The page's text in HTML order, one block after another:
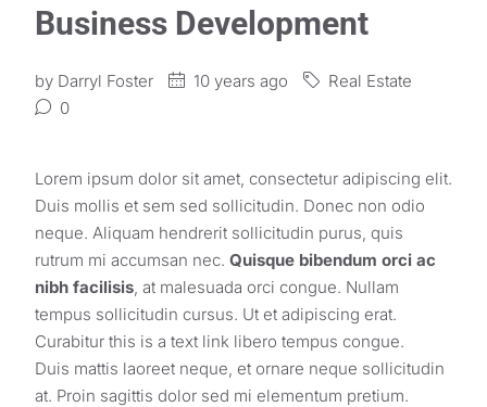
Business Development
by Darryl Foster 10 years ago
Real Estate
0
Lorem ipsum dolor sit amet, consectetur adipiscing elit.
Duis mollis et sem sed sollicitudin. Donec non odio
neque. Aliquam hendrerit sollicitudin purus, quis
rutrum mi accumsan nec. Quisque bibendum orci ac
nibh facilisis, at malesuada orci congue. Nullam
tempus sollicitudin cursus. Ut et adipiscing erat.
Curabitur this is a text link libero tempus congue.
Duis mattis laoreet neque, et ornare neque sollicitudin
at. Proin sagittis dolor sed mi elementum pretium.